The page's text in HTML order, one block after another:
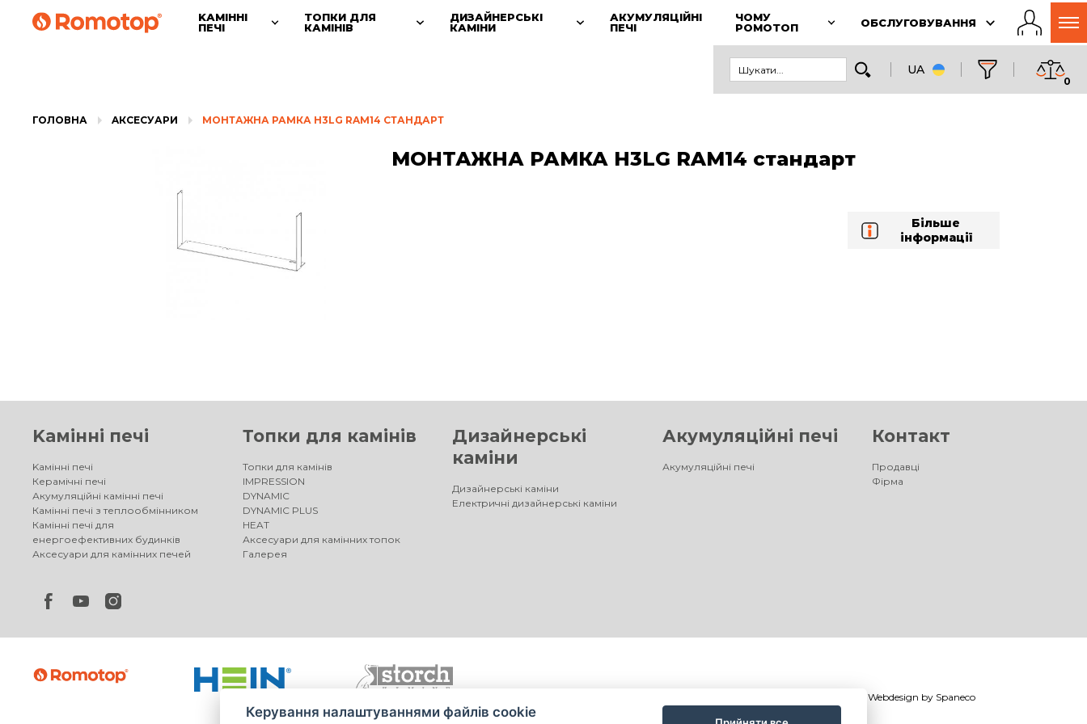
KАМІННІ
ПЕЧІ
ТОПКИ ДЛЯ
КАМІНІВ
ДИЗАЙНЕРСЬКІ
КАМІНИ
АКУМУЛЯЦІЙНІ
ПЕЧІ
ЧОМУ
РОМОТОП
ОБСЛУГОВУВАННЯ
UA
0
ГОЛОВНА AКСЕСУАРИ МОНТАЖНА РАМКА H3LG RAM14 СТАНДАРТ
МОНТАЖНА РАМКА H3LG RAM14 стандарт
Більше
інформації
Kамінні печі
Kамінні печі
Керамічні печі
Акумуляційні камінні печі
Камінні печі з теплообмінником
Камінні печі для
енергоефективних будинків
Аксесуари для камінних печей
Топки для камінів
Топки для камінів
IMPRESSION
DYNAMIC
DYNAMIC PLUS
HEAT
Аксесуари для камінних топок
Галерея
Дизайнерські
каміни
Дизайнерські каміни
Електричні дизайнерські каміни
Акумуляційні печі
Акумуляційні печі
Контакт
Продавці
Фірма
Webdesign by Spaneco
Керування налаштуваннями файлів cookie